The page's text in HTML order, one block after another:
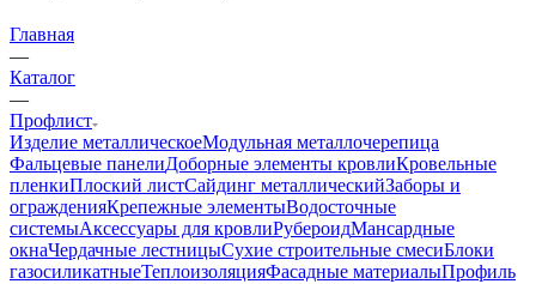
Главная
—
Каталог
—
Профлист
Изделие металлическоеМодульная металлочерепица
Фальцевые панелиДоборные элементы кровлиКровельные
пленкиПлоский листСайдинг металлическийЗаборы и
огражденияКрепежные элементыВодосточные
системыАксессуары для кровлиРубероидМансардные
окнаЧердачные лестницыСухие строительные смесиБлоки
газосиликатныеТеплоизоляцияФасадные материалыПрофиль